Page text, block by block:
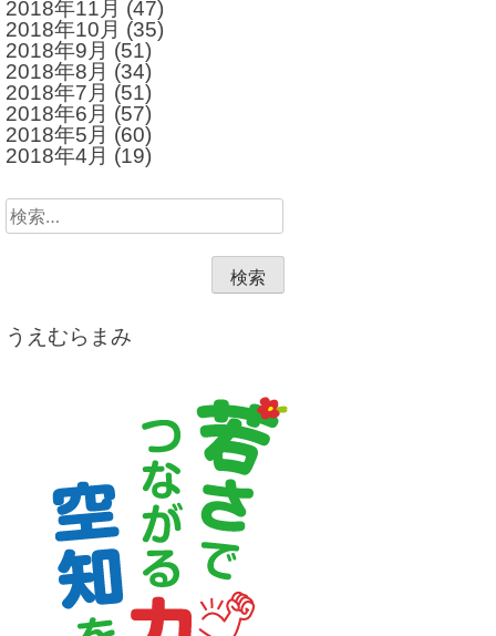
2018年11月 (47)
2018年10月 (35)
2018年9月 (51)
2018年8月 (34)
2018年7月 (51)
2018年6月 (57)
2018年5月 (60)
2018年4月 (19)
検
索:
うえむらまみ